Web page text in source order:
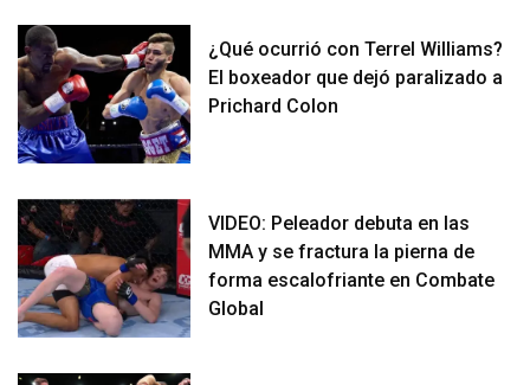
¿Qué ocurrió con Terrel Williams?
El boxeador que dejó paralizado a
Prichard Colon
VIDEO: Peleador debuta en las
MMA y se fractura la pierna de
forma escalofriante en Combate
Global